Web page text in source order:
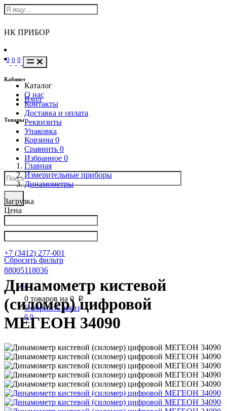
НК ПРИБОР
Кабинет
Вход
Товары
Корзина 0
Сравнить 0
Избранное 0
Написать в Телеграм
+7 (3412) 277-001
88005118036
0
0 товаров на 0 p
Оформить заказ
0 0
0 0 0
Каталог
О нас
Контакты
Доставка и оплата
Реквизиты
Упаковка
Главная
Измерительные приборы
Динамометры
Загрузка
Цена
Сбросить фильтр
Динамометр кистевой
(силомер) цифровой
МЕГЕОН 34090